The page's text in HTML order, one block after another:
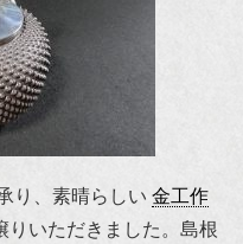
り、素晴らしい 金工作
りいただきました。島根